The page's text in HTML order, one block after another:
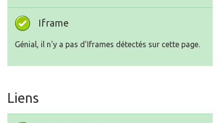
Iframe
Génial, il n'y a pas d'Iframes détectés sur cette page.
Liens